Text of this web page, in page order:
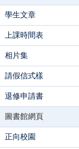
學生文章
上課時間表
相片集
請假信式樣
退修申請書
圖書館網頁
正向校園